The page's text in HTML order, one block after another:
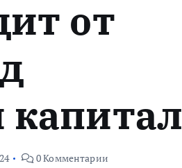
от
капитал
0 Комментарии